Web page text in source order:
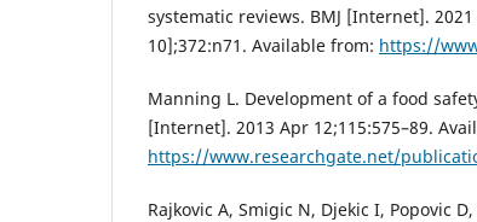
systematic reviews. BMJ [Internet].
10];372:n71. Available from: https://
Manning L. Development of a food
[Internet]. 2013 Apr 12;115:575–89.
https://www.researchgate.net/
Rajkovic A, Smigic N, Djekic I, Popovic